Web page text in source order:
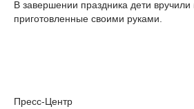
В завершении праздника дети вручили
приготовленные своими руками.
Пресс-Центр